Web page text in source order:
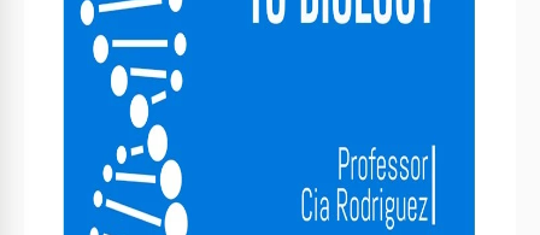
Cette présentation d'éducation en biologie a l'air assez
formelle pour être utilisée à l'université ou au collège.
Cependant, elle comporte également des éléments
décoratifs qui la distinguent des présentations typiques
utilisées par de nombreux étudiants pour leurs devoirs
scolaires. Avec ce modèle, vous attirerez certainement
beaucoup d'attention sur les informations que vous avez
recueillies.